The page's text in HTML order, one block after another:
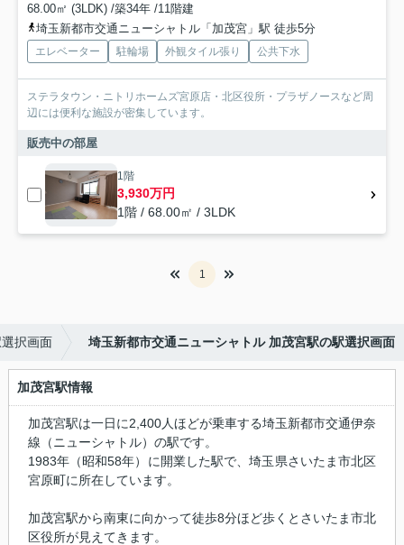
68.00㎡ (3LDK) /築34年 /11階建
埼玉新都市交通ニューシャトル「加茂宮」駅 徒歩5分
エレベーター 駐輪場 外観タイル張り 公共下水
ステラタウン・ニトリホームズ宮原店・北区役所・プラザノースなど周
辺には便利な施設が密集しています。
販売中の部屋
1階
3,930万円
1階 / 68.00㎡ / 3LDK
1
択画面 埼玉新都市交通ニューシャトル 加茂宮駅の駅選択画面
加茂宮駅情報
加茂宮駅は一日に2,400人ほどが乗車する埼玉新都市交通伊奈
線（ニューシャトル）の駅です。
1983年（昭和58年）に開業した駅で、埼玉県さいたま市北区
宮原町に所在しています。
加茂宮駅から南東に向かって徒歩8分ほど歩くとさいたま市北
区役所が見えてきます。